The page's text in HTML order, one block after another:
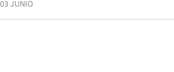
03 JUNIO